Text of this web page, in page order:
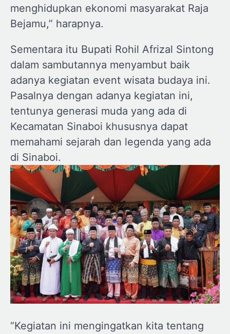
menghidupkan ekonomi masyarakat Raja
Bejamu,” harapnya.
Sementara itu Bupati Rohil Afrizal Sintong
dalam sambutannya menyambut baik
adanya kegiatan event wisata budaya ini.
Pasalnya dengan adanya kegiatan ini,
tentunya generasi muda yang ada di
Kecamatan Sinaboi khususnya dapat
memahami sejarah dan legenda yang ada
di Sinaboi.
“Kegiatan ini mengingatkan kita tentang